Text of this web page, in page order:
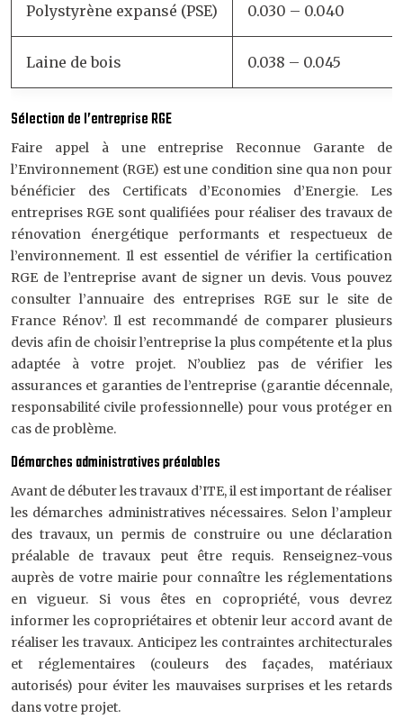
Polystyrène expansé (PSE) 0.030 – 0.040
Laine de bois 0.038 – 0.045
Sélection de l’entreprise RGE
Faire appel à une entreprise Reconnue Garante de
l’Environnement (RGE) est une condition sine qua non pour
bénéficier des Certificats d’Economies d’Energie. Les
entreprises RGE sont qualifiées pour réaliser des travaux de
rénovation énergétique performants et respectueux de
l’environnement. Il est essentiel de vérifier la certification
RGE de l’entreprise avant de signer un devis. Vous pouvez
consulter l’annuaire des entreprises RGE sur le site de
France Rénov’. Il est recommandé de comparer plusieurs
devis afin de choisir l’entreprise la plus compétente et la plus
adaptée à votre projet. N’oubliez pas de vérifier les
assurances et garanties de l’entreprise (garantie décennale,
responsabilité civile professionnelle) pour vous protéger en
cas de problème.
Démarches administratives préalables
Avant de débuter les travaux d’ITE, il est important de réaliser
les démarches administratives nécessaires. Selon l’ampleur
des travaux, un permis de construire ou une déclaration
préalable de travaux peut être requis. Renseignez-vous
auprès de votre mairie pour connaître les réglementations
en vigueur. Si vous êtes en copropriété, vous devrez
informer les copropriétaires et obtenir leur accord avant de
réaliser les travaux. Anticipez les contraintes architecturales
et réglementaires (couleurs des façades, matériaux
autorisés) pour éviter les mauvaises surprises et les retards
dans votre projet.